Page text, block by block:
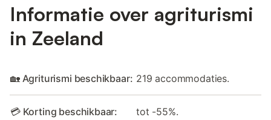
Informatie over agriturismi
in Zeeland
🏡 Agriturismi beschikbaar: 219 accommodaties.
💳 Korting beschikbaar: tot -55%.